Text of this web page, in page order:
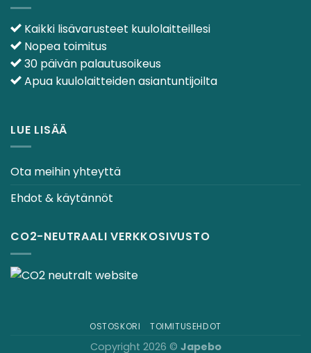
Kaikki lisävarusteet kuulolaitteillesi
Nopea toimitus
30 päivän palautusoikeus
Apua kuulolaitteiden asiantuntijoilta
LUE LISÄÄ
Ota meihin yhteyttä
Ehdot & käytännöt
CO2-NEUTRAALI VERKKOSIVUSTO
OSTOSKORI TOIMITUSEHDOT
Copyright 2026 © Japebo